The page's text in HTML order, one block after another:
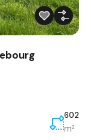
602
m²